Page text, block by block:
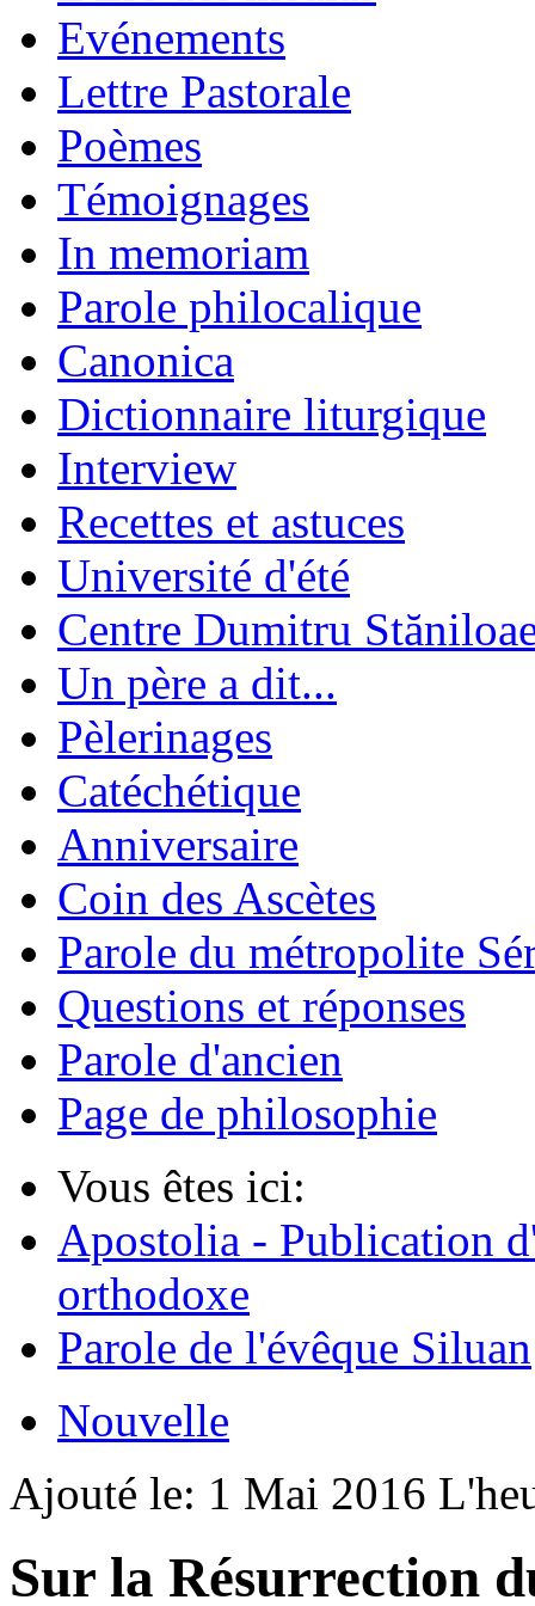
Evénements
Lettre Pastorale
Poèmes
Témoignages
In memoriam
Parole philocalique
Canonica
Dictionnaire liturgique
Interview
Recettes et astuces
Université d'été
Centre Dumitru
Un père a dit...
Pèlerinages
Catéchétique
Anniversaire
Coin des Ascètes
Parole du métropolite
Questions et réponses
Parole d'ancien
Page de philosophie
Vous êtes ici:
Apostolia - Publication
orthodoxe
Parole de l'évêque Siluan
Nouvelle
Ajouté le: 1 Mai 2016
Sur la Résurrection